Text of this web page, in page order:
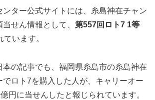
ンター公式サイトには、糸島神在チャン
せん情報として、 第557回ロト7 1等
います。
本の記事でも、福岡県糸島市の糸島神在
でロト7を購入した人が、キャリーオー
円に当せんしたと報じられています。